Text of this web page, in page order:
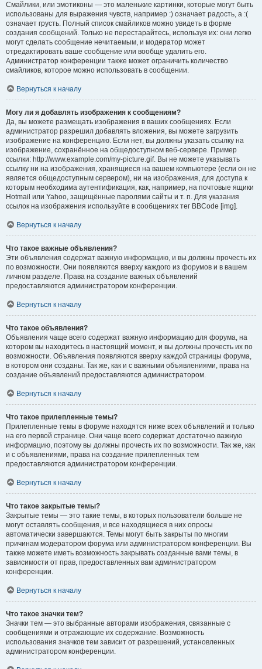
Смайлики, или эмотиконы — это маленькие картинки, которые могут быть
использованы для выражения чувств, например :) означает радость, а :(
означает грусть. Полный список смайликов можно увидеть в форме
создания сообщений. Только не перестарайтесь, используя их: они легко
могут сделать сообщение нечитаемым, и модератор может
отредактировать ваше сообщение или вообще удалить его.
Администратор конференции также может ограничить количество
смайликов, которое можно использовать в сообщении.
Вернуться к началу
Могу ли я добавлять изображения к сообщениям?
Да, вы можете размещать изображения в ваших сообщениях. Если
администратор разрешил добавлять вложения, вы можете загрузить
изображение на конференцию. Если нет, вы должны указать ссылку на
изображение, сохранённое на общедоступном веб-сервере. Пример
ссылки: http://www.example.com/my-picture.gif. Вы не можете указывать
ссылку ни на изображения, хранящиеся на вашем компьютере (если он не
является общедоступным сервером), ни на изображения, для доступа к
которым необходима аутентификация, как, например, на почтовые ящики
Hotmail или Yahoo, защищённые паролями сайты и т. п. Для указания
ссылок на изображения используйте в сообщениях тег BBCode [img].
Вернуться к началу
Что такое важные объявления?
Эти объявления содержат важную информацию, и вы должны прочесть их
по возможности. Они появляются вверху каждого из форумов и в вашем
личном разделе. Права на создание важных объявлений
предоставляются администратором конференции.
Вернуться к началу
Что такое объявления?
Объявления чаще всего содержат важную информацию для форума, на
котором вы находитесь в настоящий момент, и вы должны прочесть их по
возможности. Объявления появляются вверху каждой страницы форума,
в котором они созданы. Так же, как и с важными объявлениями, права на
создание объявлений предоставляются администратором.
Вернуться к началу
Что такое прилепленные темы?
Прилепленные темы в форуме находятся ниже всех объявлений и только
на его первой странице. Они чаще всего содержат достаточно важную
информацию, поэтому вы должны прочесть их по возможности. Так же, как
и с объявлениями, права на создание прилепленных тем
предоставляются администратором конференции.
Вернуться к началу
Что такое закрытые темы?
Закрытые темы — это такие темы, в которых пользователи больше не
могут оставлять сообщения, и все находящиеся в них опросы
автоматически завершаются. Темы могут быть закрыты по многим
причинам модератором форума или администратором конференции. Вы
также можете иметь возможность закрывать созданные вами темы, в
зависимости от прав, предоставленных вам администратором
конференции.
Вернуться к началу
Что такое значки тем?
Значки тем — это выбранные авторами изображения, связанные с
сообщениями и отражающие их содержание. Возможность
использования значков тем зависит от разрешений, установленных
администратором конференции.